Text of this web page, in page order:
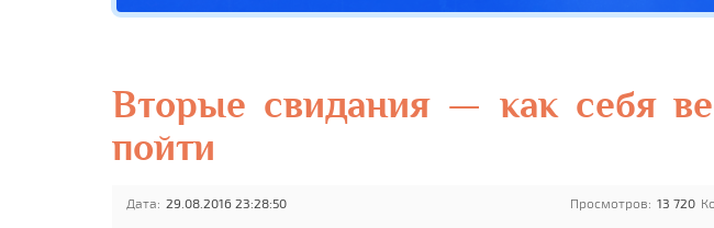
Вторые свидания — как себя
пойти
Дата: 29.08.2016 23:28:50 Просмотров: 13 720